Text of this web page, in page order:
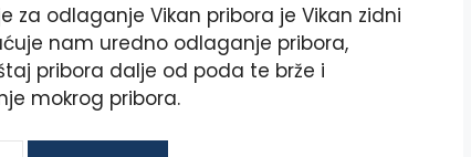
za odlaganje Vikan pribora je Vikan zidni
nam uredno odlaganje pribora,
pribora dalje od poda te brže i
mokrog pribora.